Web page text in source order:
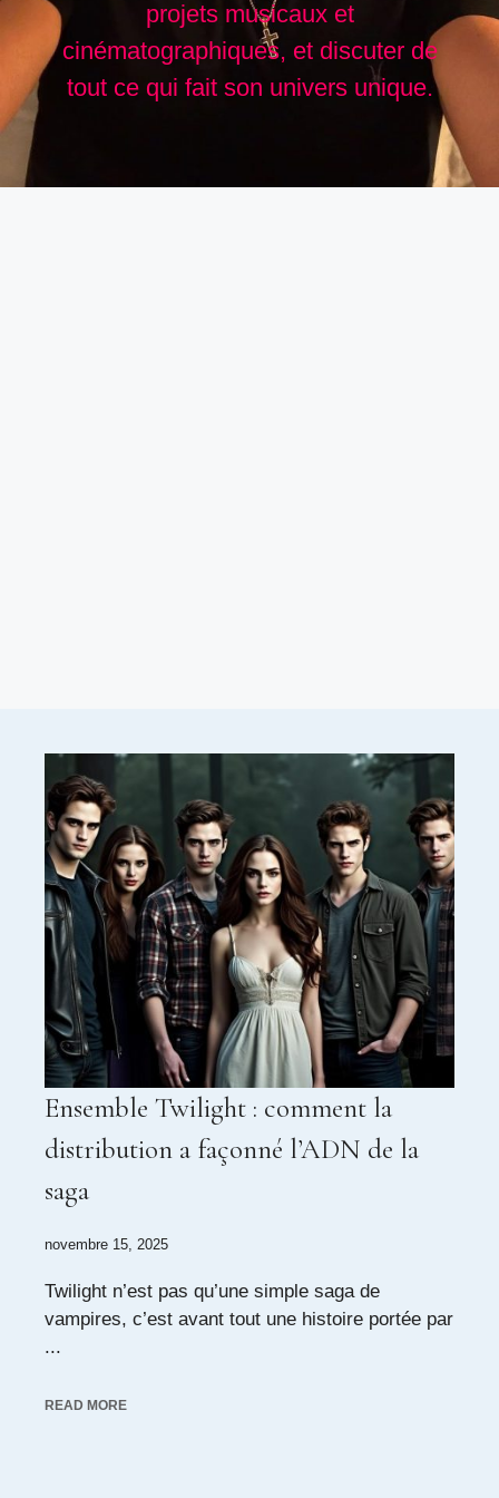
projets musicaux et
cinématographiques, et discuter de
tout ce qui fait son univers unique.
Ensemble Twilight : comment la
distribution a façonné l’ADN de la
saga
novembre 15, 2025
Twilight n’est pas qu’une simple saga de
vampires, c’est avant tout une histoire portée par
...
READ MORE